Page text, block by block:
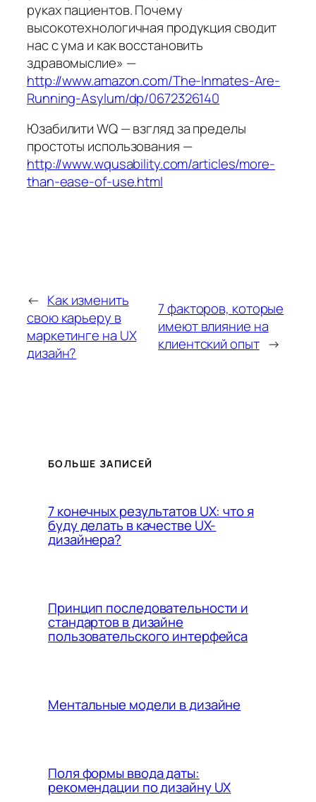
руках пациентов. Почему
высокотехнологичная продукция сводит
нас с ума и как восстановить
здравомыслие» —
http://www.amazon.com/The-Inmates-Are-
Running-Asylum/dp/0672326140
Юзабилити WQ — взгляд за пределы
простоты использования —
http://www.wqusability.com/articles/more-
than-ease-of-use.html
← Как изменить
свою карьеру в
маркетинге на UX
дизайн?
7 факторов, которые
имеют влияние на
клиентский опыт →
БОЛЬШЕ ЗАПИСЕЙ
7 конечных результатов UX: что я
буду делать в качестве UX-
дизайнера?
Принцип последовательности и
стандартов в дизайне
пользовательского интерфейса
Ментальные модели в дизайне
Поля формы ввода даты:
рекомендации по дизайну UX